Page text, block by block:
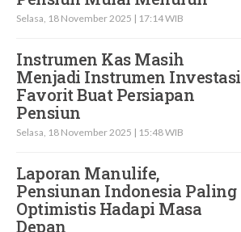
Selasa, 18 November 2025 | 17:14 WIB
Instrumen Kas Masih
Menjadi Instrumen Investasi
Favorit Buat Persiapan
Pensiun
Selasa, 18 November 2025 | 15:48 WIB
Laporan Manulife,
Pensiunan Indonesia Paling
Optimistis Hadapi Masa
Depan